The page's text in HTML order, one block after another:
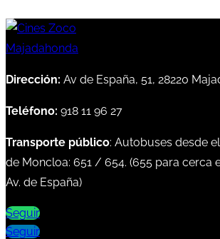
Dirección: Av de España, 51, 28220
Teléfono: 918 11 96 27
Transporte público: Autobuses desde
de Moncloa: 651 / 654. (655 para cerca
Av. de España)
Seguir
Seguir